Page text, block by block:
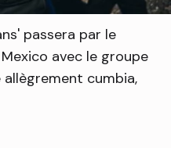
passera par le
avec le groupe
allègrement cumbia,